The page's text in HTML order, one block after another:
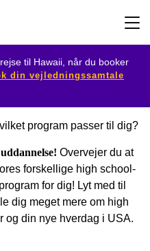
til Hawaii, når du booker
din vejledningssamtale
program passer til dig?
Overvejer du at
forskellige high school-
for dig! Lyt med til
dig meget mere om high
din nye hverdag i USA.